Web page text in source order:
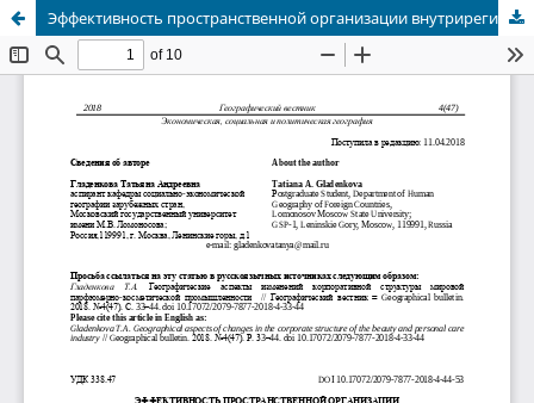
Эффективность пространственной организации внутрирегиональной транспортной сети (на примере железнодорожного транспорта Пермского края)